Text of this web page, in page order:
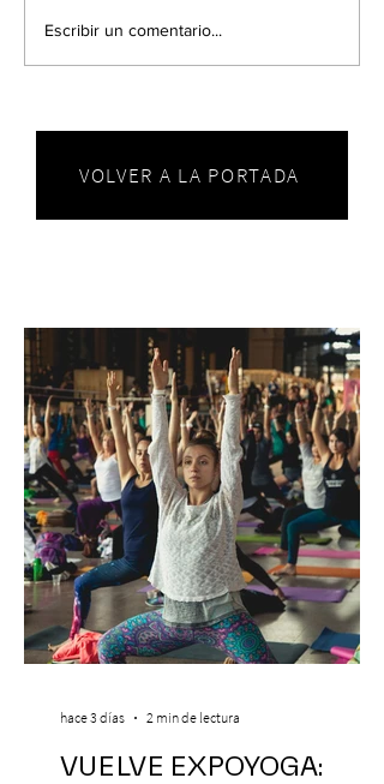
Escribir un comentario...
VOLVER A LA PORTADA
VUELVE EXPOYOGA:
hace 3 días 2 min de lectura